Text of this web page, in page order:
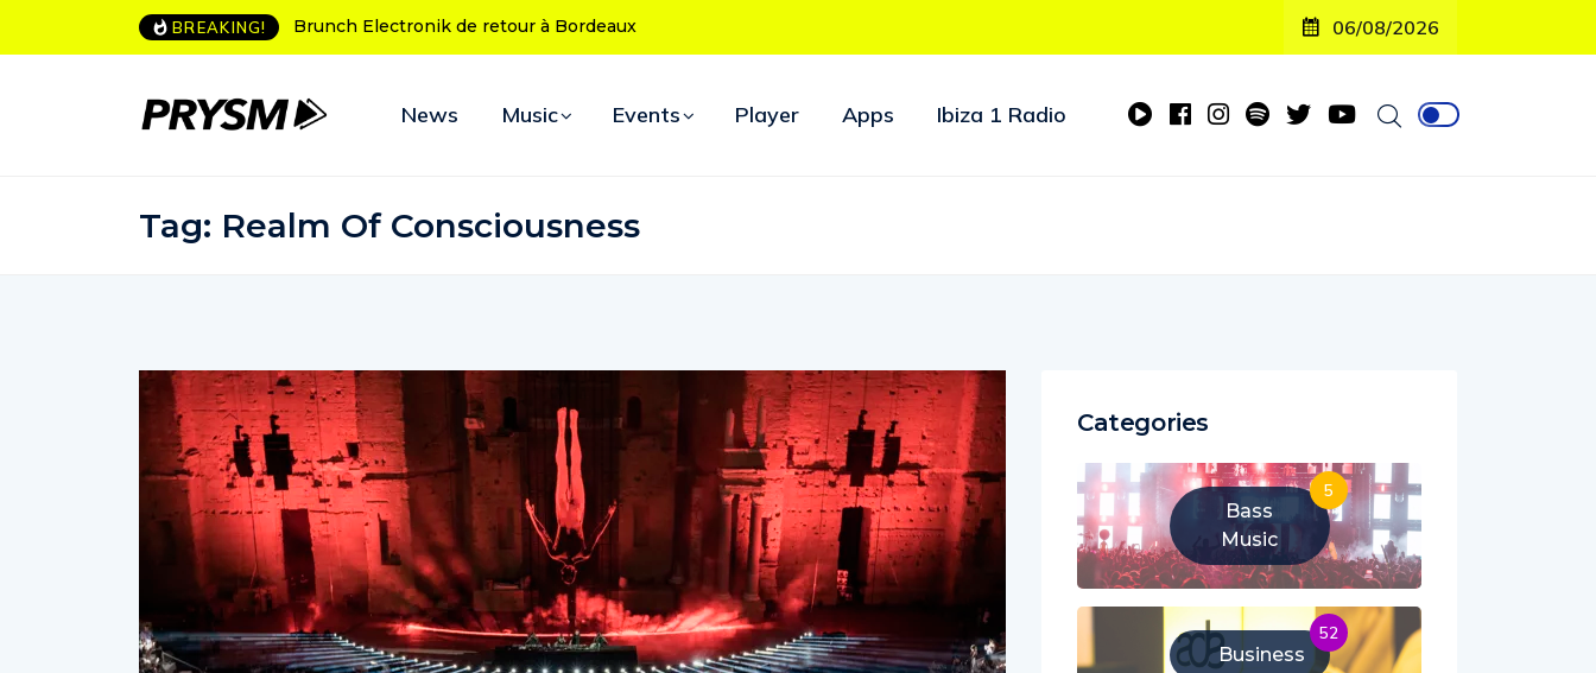
BREAKING!
Electronik de retour à BordeauxL’Amnesia Ibiza fête ses 50 ans : le
programme des soirées d’ouverture
06/08/2026
News Music Events Player Apps Ibiza 1 Radio
Tag: Realm Of Consciousness
Categories
Bass
Music
5
Business
52